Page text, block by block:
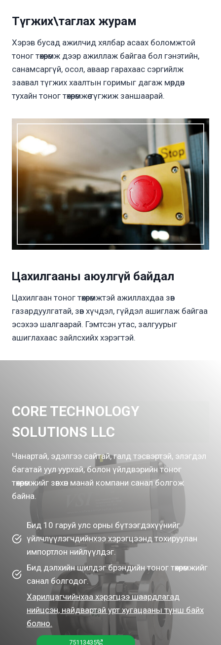
Түгжих\таглах журам
Хэрэв бусад ажилчид хялбар асаах боломжтой
тоног төхөөрөмж дээр ажиллаж байгаа бол гэнэтийн,
санамсаргүй, осол, аваар гарахаас сэргийлж
заавал түгжих хаалтын горимыг дагаж мөрдөн
тухайн тоног төхөөрөмжөө түгжиж заншаарай.
Цахилгааны аюулгүй байдал
Цахилгаан тоног төхөөрөмжтэй ажиллахдаа зөв
газардуулгатай, зөв ​​хүчдэл, гүйдэл ашиглаж байгаа
эсэхээ шалгаарай. Гэмтсэн утас, залгуурыг
ашиглахаас зайлсхийх хэрэгтэй.
CORE TECHNOLOGY
SOLUTIONS LLC
Чанартай, эдэлгээ сайтай, галд тэсвэртэй, элэгдэл
багатай уул уурхай, болон үйлдвэрийн тоног
төхөөрөмжийг зөвхөн манай компани санал болгож
байна.
Бид 10 гаруй улс орны бүтээгдэхүүнийг
үйлчлүүлэгчдийнхээ хэрэгцээнд тохируулан
импортлон нийлүүлдэг.
Бид дэлхийн шилдэг брэндийн тоног төхөөрөмжийг
санал болгодог.
Харилцагчийнхаа хэрэгцээ шаардлагад
нийцсэн, найдвартай урт хугацааны түнш байх
болно.
75113435